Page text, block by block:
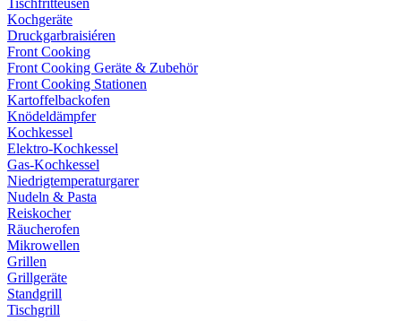
Tischfritteusen
Kochgeräte
Druckgarbraisiéren
Front Cooking
Front Cooking Geräte & Zubehör
Front Cooking Stationen
Kartoffelbackofen
Knödeldämpfer
Kochkessel
Elektro-Kochkessel
Gas-Kochkessel
Niedrigtemperaturgarer
Nudeln & Pasta
Reiskocher
Räucherofen
Mikrowellen
Grillen
Grillgeräte
Standgrill
Tischgrill